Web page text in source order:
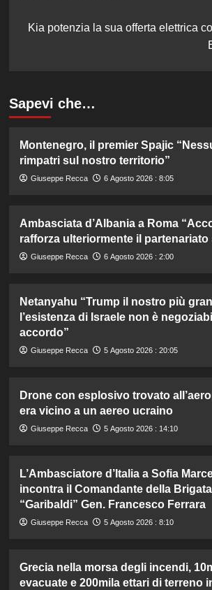
Kia potenzia la sua offerta elettrica
Sapevi che…
Montenegro, il premier Spajic
rimpatri sul nostro territorio”
Giuseppe Recca 6 Agosto 2026 : 8:05
Ambasciata d’Albania a Roma
rafforza ulteriormente il partenariato
Giuseppe Recca 6 Agosto 2026 : 2:00
Netanyahu “Trump il nostro più
l’esistenza di Israele non è
accordo”
Giuseppe Recca 5 Agosto 2026 : 20:05
Drone con esplosivo trovato
era vicino a un aereo ucraino
Giuseppe Recca 5 Agosto 2026 : 14:10
L’Ambasciatore d’Italia a Sofia
incontra il Comandante della
“Garibaldi” Gen. Francesco Ferrara
Giuseppe Recca 5 Agosto 2026 : 8:10
Grecia nella morsa degli incendi,
evacuate e 200mila ettari di terreno